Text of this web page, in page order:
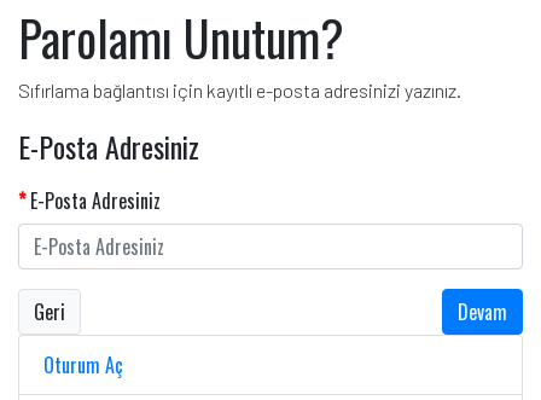
Parolamı Unutum?
Sıfırlama bağlantısı için kayıtlı e-posta adresinizi yazınız.
E-Posta Adresiniz
E-Posta Adresiniz
Geri
Oturum Aç